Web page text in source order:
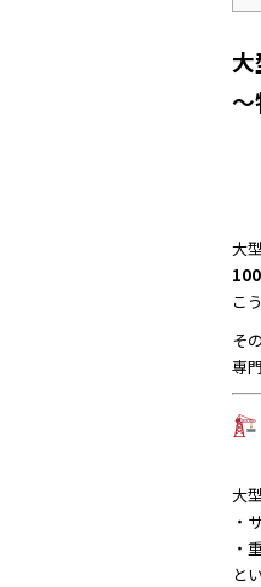
〜
大
こ
そ
専
大
・
・
と